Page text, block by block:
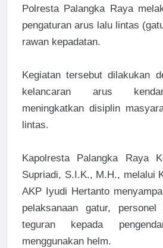
Polresta Palangka Raya
pengaturan arus lalu lintas
rawan kepadatan.
Kegiatan tersebut dilakukan
kelancaran arus
meningkatkan disiplin
lintas.
Kapolresta Palangka Raya
Supriadi, S.I.K., M.H., melalui
AKP Iyudi Hertanto
pelaksanaan gatur, personel
teguran kepada
menggunakan helm.